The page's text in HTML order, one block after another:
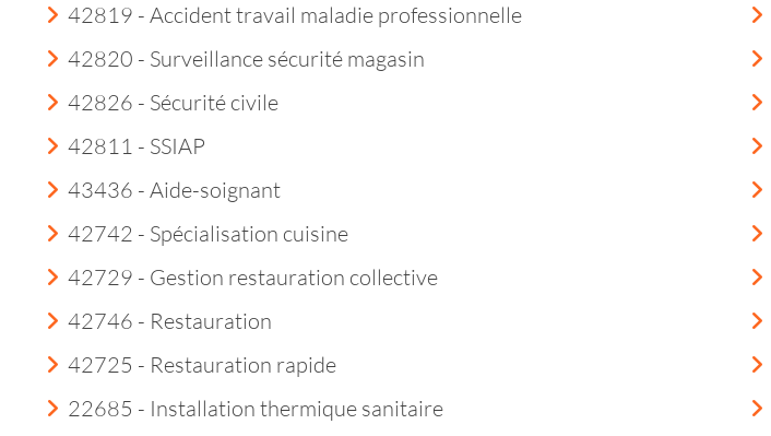
42819 - Accident travail maladie professionnelle
42820 - Surveillance sécurité magasin
42826 - Sécurité civile
42811 - SSIAP
43436 - Aide-soignant
42742 - Spécialisation cuisine
42729 - Gestion restauration collective
42746 - Restauration
42725 - Restauration rapide
22685 - Installation thermique sanitaire